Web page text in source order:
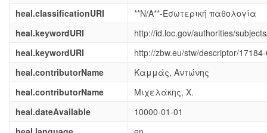
heal.classificationURI
**N/A**-Εσωτερική παθολογία
heal.keywordURI
http://id.loc.gov/authorities/
heal.keywordURI
http://zbw.eu/stw/descriptor/
heal.contributorName
Καμμάς, Αντώνης
heal.contributorName
Μιχελάκης, Χ.
heal.dateAvailable
10000-01-01